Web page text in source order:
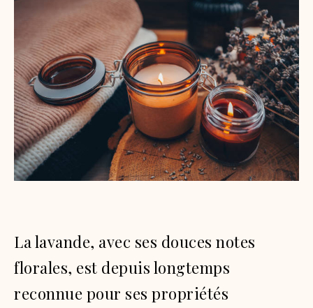
La lavande, avec ses douces notes
florales, est depuis longtemps
reconnue pour ses propriétés